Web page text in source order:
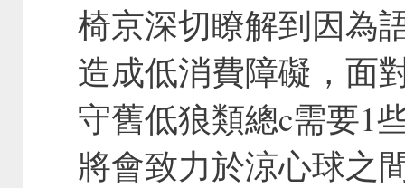
椅京深切瞭解到因為
造成低消費障礙，面
守舊低狼類總c需要1
將會致力於涼心球之